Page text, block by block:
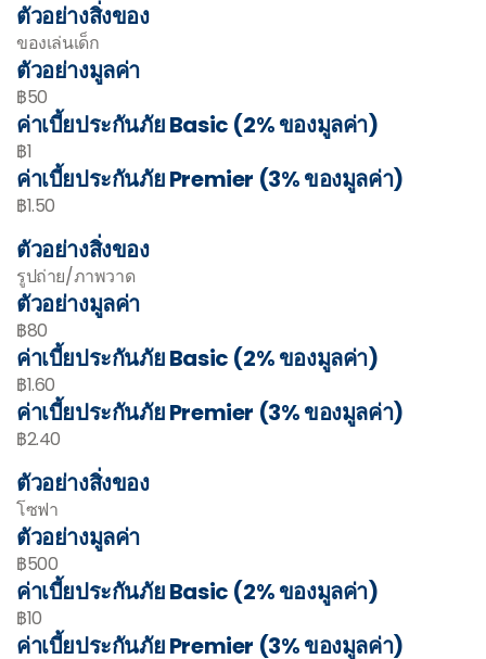
ตัวอย่างสิ่งของ
ของเล่นเด็ก
ตัวอย่างมูลค่า
฿50
ค่าเบี้ยประกันภัย Basic (2% ของมูลค่า)
฿1
ค่าเบี้ยประกันภัย Premier (3% ของมูลค่า)
฿1.50
ตัวอย่างสิ่งของ
รูปถ่าย/ภาพวาด
ตัวอย่างมูลค่า
฿80
ค่าเบี้ยประกันภัย Basic (2% ของมูลค่า)
฿1.60
ค่าเบี้ยประกันภัย Premier (3% ของมูลค่า)
฿2.40
ตัวอย่างสิ่งของ
โซฟา
ตัวอย่างมูลค่า
฿500
ค่าเบี้ยประกันภัย Basic (2% ของมูลค่า)
฿10
ค่าเบี้ยประกันภัย Premier (3% ของมูลค่า)